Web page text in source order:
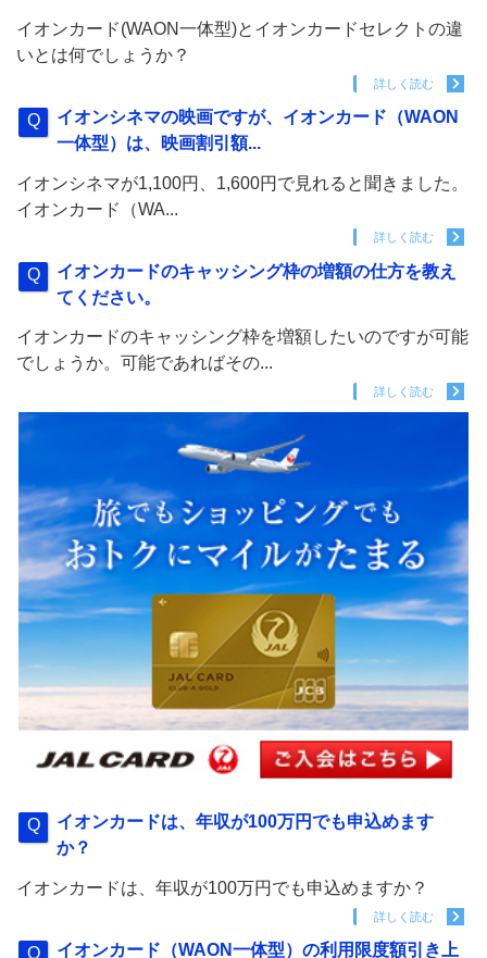
イオンカード(WAON一体型)とイオンカードセレクトの違
いとは何でしょうか？
詳しく読む
イオンシネマの映画ですが、イオンカード（WAON
一体型）は、映画割引額...
イオンシネマが1,100円、1,600円で見れると聞きました。
イオンカード（WA...
詳しく読む
イオンカードのキャッシング枠の増額の仕方を教え
てください。
イオンカードのキャッシング枠を増額したいのですが可能
でしょうか。可能であればその...
詳しく読む
イオンカードは、年収が100万円でも申込めます
か？
イオンカードは、年収が100万円でも申込めますか？
詳しく読む
イオンカード（WAON一体型）の利用限度額引き上